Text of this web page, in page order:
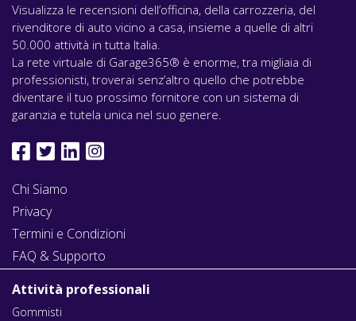
Visualizza le recensioni dell’officina, della carrozzeria, del
rivenditore di auto vicino a casa, insieme a quelle di altri
50.000 attività in tutta Italia.
La rete virtuale di Garage365® è enorme, tra migliaia di
professionisti, troverai senz’altro quello che potrebbe
diventare il tuo prossimo fornitore con un sistema di
garanzia e tutela unica nel suo genere.
Chi Siamo
Privacy
Termini e Condizioni
FAQ & Supporto
Attività professionali
Gommisti